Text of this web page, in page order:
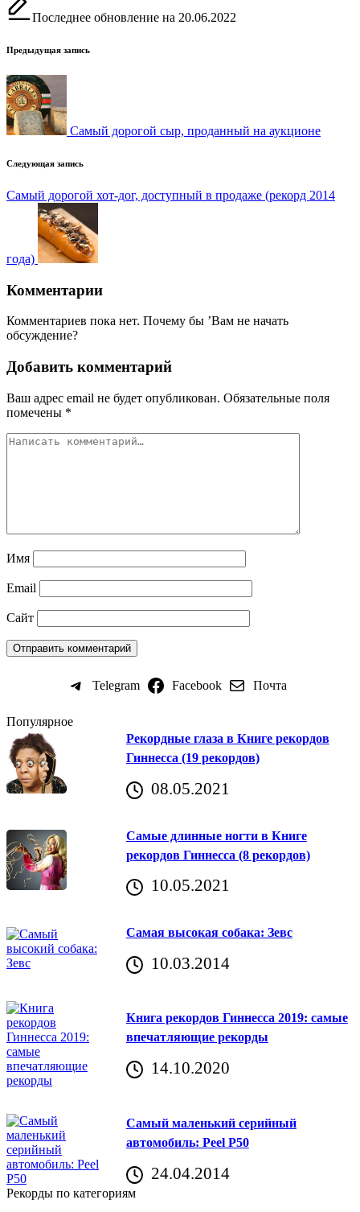
Последнее обновление на 20.06.2022
Навигация
записи
Предыдущая запись
Самый дорогой сыр, проданный на аукционе
Следующая запись
Самый дорогой хот-дог, доступный в продаже (рекорд 2014
года)
Комментарии
Комментариев пока нет. Почему бы ’Вам не начать
обсуждение?
Добавить комментарий
Ваш адрес email не будет опубликован. Обязательные поля
помечены *
Имя
Email
Сайт
Telegram Facebook Почта
Популярное
Рекордные глаза в Книге рекордов
Гиннесса (19 рекордов)
08.05.2021
Самые длинные ногти в Книге
рекордов Гиннесса (8 рекордов)
10.05.2021
Самая высокая собака: Зевс
10.03.2014
Книга рекордов Гиннесса 2019: самые
впечатляющие рекорды
14.10.2020
Самый маленький серийный
автомобиль: Peel P50
24.04.2014
Рекорды по категориям